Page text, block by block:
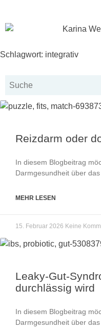
springen
Schlagwort: integrativ
Reizdarm oder
In diesem Blogbeitrag
Darmgesundheit über
MEHR LESEN
15. Februar 2026 Keine
Leaky-Gut-
durchlässig wird
In diesem Blogbeitrag
Darmgesundheit über